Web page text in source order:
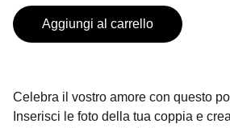
Aggiungi al carrello
Celebra il vostro amore con questo
Inserisci le foto della tua coppia e